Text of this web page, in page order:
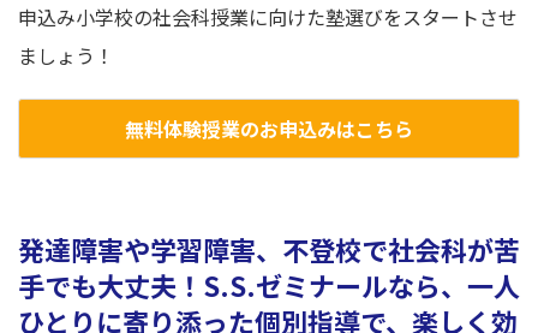
申込み小学校の社会科授業に向けた塾選びをスタートさせ
ましょう！
無料体験授業のお申込みはこちら
発達障害や学習障害、不登校で社会科が苦
手でも大丈夫！S.S.ゼミナールなら、一人
ひとりに寄り添った個別指導で、楽しく効